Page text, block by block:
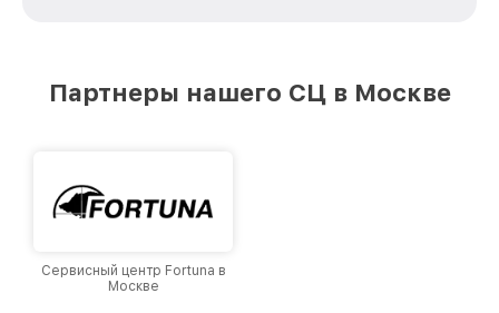
Москве, постоянно повышая уровень доверия
Партнеры нашего СЦ в Москве
Сервисный центр Fortuna в
Москве